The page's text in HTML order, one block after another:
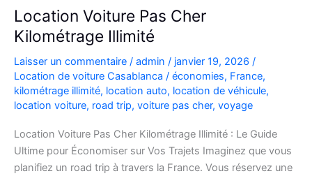
explorer
l’Atlas
et
le
désert
Location Voiture Pas Cher
Kilométrage Illimité
Laisser un commentaire / admin / janvier 19, 2026 /
Location de voiture Casablanca / économies, France,
kilométrage illimité, location auto, location de véhicule,
location voiture, road trip, voiture pas cher, voyage
Location Voiture Pas Cher Kilométrage Illimité : Le Guide
Ultime pour Économiser sur Vos Trajets Imaginez que vous
planifiez un road trip à travers la France. Vous réservez une